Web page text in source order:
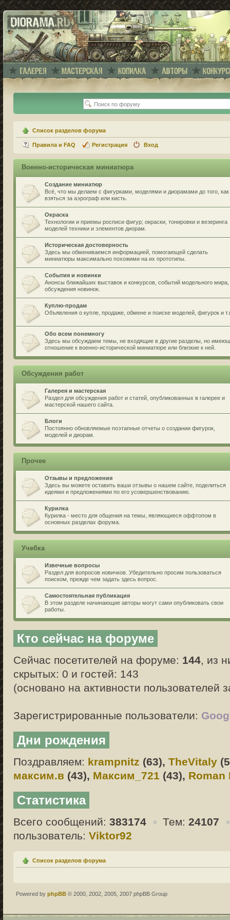
Список разделов форума
Правила и FAQ Регистрация Вход
Военно-историческая миниатюра
Создание миниатюр
Всё, что мы делаем с фигурками, моделями и диорамами до того, как
взяться за аэрограф или кисть.
Окраска
Технологии и приемы росписи фигур; окраски, тонировки и везеринга
моделей техники и элементов диорам.
Историческая достоверность
Здесь мы обмениваемся информацией, помогающей сделать
миниатюры максимально похожими на их прототипы.
События и новинки
Анонсы ближайших выставок и конкурсов, событий модельного мира,
обсуждения новинок.
Куплю-продам
Объявления о купле, продаже, обмене и поиске моделей, фигурок и
Обо всем понемногу
Здесь мы обсуждаем темы, не входящие в другие разделы, но
отношение к военно-исторической миниатюре или близкие к ней.
Обсуждения работ
Галерея и мастерская
Раздел для обсуждения работ и статей, опубликованных в галерее и
мастерской нашего сайта.
Блоги
Постоянно обновляемые поэтапные отчеты о создании фигурок,
моделей и диорам.
Прочее
Отзывы и предложения
Здесь вы можете оставить ваши отзывы о нашем сайте, поделиться
идеями и предложениями по его усовершенствованию.
Курилка
Курилка - место для общения на темы, являющиеся оффтопом в
основных разделах форума.
Учебка
Извечные вопросы
Раздел для вопросов новичков. Убедительно просим пользоваться
поиском, прежде чем задать здесь вопрос.
Самостоятельная публикация
В этом разделе начинающие авторы могут сами опубликовать свои
работы.
Кто сейчас на форуме
Сейчас посетителей на форуме: 144, из
скрытых: 0 и гостей: 143
(основано на активности пользователей
Зарегистрированные пользователи:
Дни рождения
Поздравляем: krampnitz (63), TheVitaly
максим.в (43), Максим_721 (43), Roman
Статистика
Всего сообщений: 383174 Тем: 24107
пользователь: Viktor92
Список разделов форума
Powered by phpBB © 2000, 2002, 2005, 2007 phpBB Group